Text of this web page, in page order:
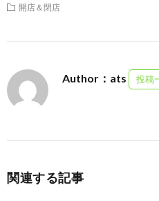
開店＆閉店
Author：ats 投稿
関連する記事